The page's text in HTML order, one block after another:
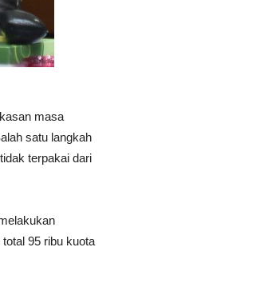
masa
satu langkah
terpakai dari
95 ribu kuota